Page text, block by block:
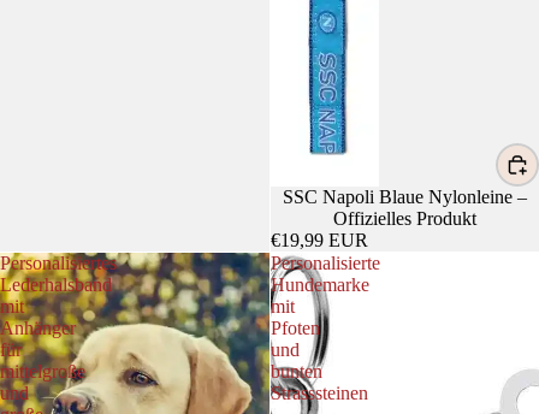
SSC Napoli Blaue Nylonleine –
Offizielles Produkt
€19,99 EUR
Personalisiertes
Lederhalsband
mit
Anhänger
für
mittelgroße
und
Personalisierte
Hundemarke
mit
Pfoten
und
bunten
Strasssteinen